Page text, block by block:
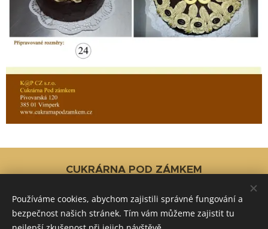
CUKRÁRNA POD ZÁMKEM
388 320 764
www.cukrarnapodzamkem.cz
Používáme cookies, abychom zajistili správné fungování a
bezpečnost našich stránek. Tím vám můžeme zajistit tu